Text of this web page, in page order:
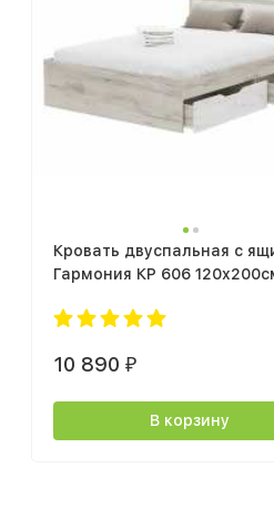
Кровать двуспальная с
Гармония КР 606
10 890₽
В корзину